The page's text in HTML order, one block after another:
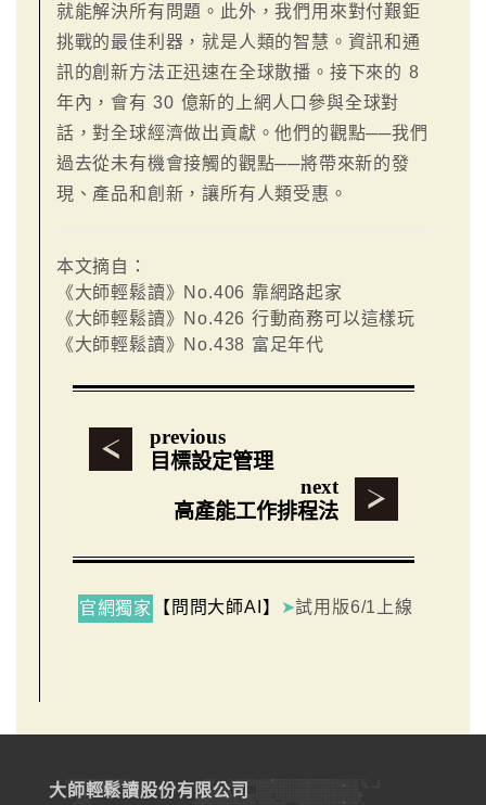
就能解決所有問題。此外，我們用來對付艱鉅
挑戰的最佳利器，就是人類的智慧。資訊和通
訊的創新方法正迅速在全球散播。接下來的 8
年內，會有 30 億新的上網人口參與全球對
話，對全球經濟做出貢獻。他們的觀點──我們
過去從未有機會接觸的觀點──將帶來新的發
現、產品和創新，讓所有人類受惠。
本文摘自：
《大師輕鬆讀》No.406 靠網路起家
《大師輕鬆讀》No.426 行動商務可以這樣玩
《大師輕鬆讀》No.438 富足年代
previous
目標設定管理
next
高產能工作排程法
官網獨家 【問問大師AI】 ➤試用版6/1上線
大師輕鬆讀股份有限公司